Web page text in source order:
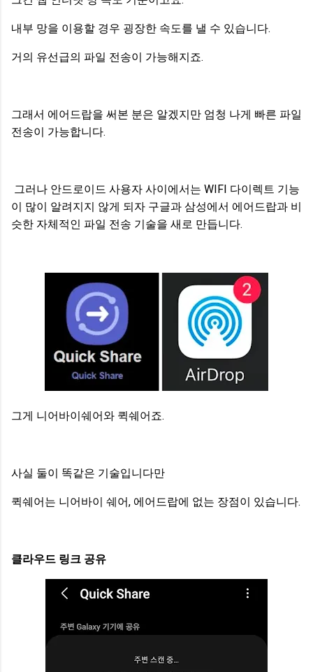
내부 망을 이용할 경우 굉장한 속도를 낼 수 있습니다.
거의 유선급의 파일 전송이 가능해지죠.
그래서 에어드랍을 써본 분은 알겠지만 엄청 나게 빠른 파일
전송이 가능합니다.
그러나 안드로이드 사용자 사이에서는 WIFI 다이렉트 기능
이 많이 알려지지 않게 되자 구글과 삼성에서 에어드랍과 비
슷한 자체적인 파일 전송 기술을 새로 만듭니다.
그게 니어바이쉐어와 퀵쉐어죠.
사실 둘이 똑같은 기술입니다만
퀵쉐어는 니어바이 쉐어, 에어드랍에 없는 장점이 있습니다.
클라우드 링크 공유